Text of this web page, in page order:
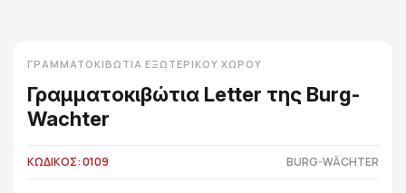
ΓΡΑΜΜΑΤΟΚΙΒΏΤΙΑ ΕΞΩΤΕΡΙΚΟΎ ΧΏΡΟΥ
Γραμματοκιβώτια Letter της Burg-
Wachter
ΚΩΔΙΚΟΣ: 0109 BURG-WÄCHTER